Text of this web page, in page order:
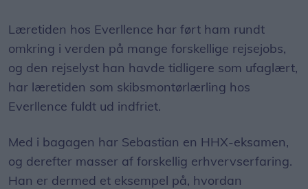
Læretiden hos Everllence har ført ham rundt
omkring i verden på mange forskellige rejsejobs,
og den rejselyst han havde tidligere som ufaglært,
har læretiden som skibsmontørlærling hos
Everllence fuldt ud indfriet.
Med i bagagen har Sebastian en HHX-eksamen,
og derefter masser af forskellig erhvervserfaring.
Han er dermed et eksempel på, hvordan